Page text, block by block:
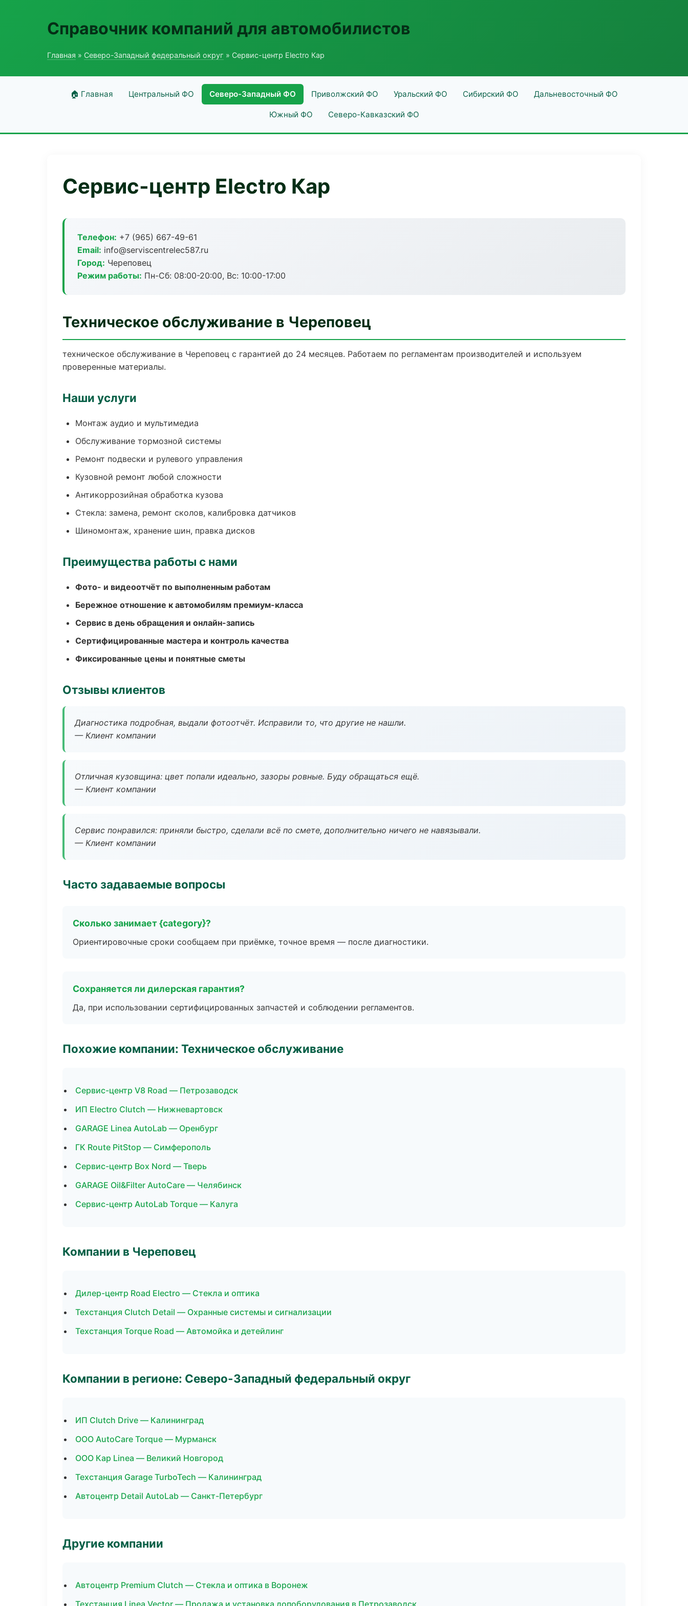
Справочник компаний для автомобилистов
Главная » Северо-Западный федеральный округ » Сервис-центр Electro Кар
🏠 Главная Центральный ФО Северо-Западный ФО Приволжский ФО Уральский ФО Сибирский ФО Дальневосточный ФО
Южный ФО Северо-Кавказский ФО
Сервис-центр Electro Кар
Телефон: +7 (965) 667-49-61
Email: info@serviscentrelec587.ru
Город: Череповец
Режим работы: Пн-Сб: 08:00-20:00, Вс: 10:00-17:00
Техническое обслуживание в Череповец
техническое обслуживание в Череповец с гарантией до 24 месяцев. Работаем по регламентам производителей и используем
проверенные материалы.
Наши услуги
Монтаж аудио и мультимедиа
Обслуживание тормозной системы
Ремонт подвески и рулевого управления
Кузовной ремонт любой сложности
Антикоррозийная обработка кузова
Стекла: замена, ремонт сколов, калибровка датчиков
Шиномонтаж, хранение шин, правка дисков
Преимущества работы с нами
Фото- и видеоотчёт по выполненным работам
Бережное отношение к автомобилям премиум-класса
Сервис в день обращения и онлайн-запись
Сертифицированные мастера и контроль качества
Фиксированные цены и понятные сметы
Отзывы клиентов
Диагностика подробная, выдали фотоотчёт. Исправили то, что другие не нашли.
— Клиент компании
Отличная кузовщина: цвет попали идеально, зазоры ровные. Буду обращаться ещё.
— Клиент компании
Сервис понравился: приняли быстро, сделали всё по смете, дополнительно ничего не навязывали.
— Клиент компании
Часто задаваемые вопросы
Сколько занимает {category}?
Ориентировочные сроки сообщаем при приёмке, точное время — после диагностики.
Сохраняется ли дилерская гарантия?
Да, при использовании сертифицированных запчастей и соблюдении регламентов.
Похожие компании: Техническое обслуживание
Сервис-центр V8 Road — Петрозаводск
ИП Electro Clutch — Нижневартовск
GARAGE Linea AutoLab — Оренбург
ГК Route PitStop — Симферополь
Сервис-центр Box Nord — Тверь
GARAGE Oil&Filter AutoCare — Челябинск
Сервис-центр AutoLab Torque — Калуга
Компании в Череповец
Дилер-центр Road Electro — Стекла и оптика
Техстанция Clutch Detail — Охранные системы и сигнализации
Техстанция Torque Road — Автомойка и детейлинг
Компании в регионе: Северо-Западный федеральный округ
ИП Clutch Drive — Калининград
ООО AutoCare Torque — Мурманск
ООО Кар Linea — Великий Новгород
Техстанция Garage TurboTech — Калининград
Автоцентр Detail AutoLab — Санкт-Петербург
Другие компании
Автоцентр Premium Clutch — Стекла и оптика в Воронеж
Техстанция Linea Vector — Продажа и установка допоборудования в Петрозаводск